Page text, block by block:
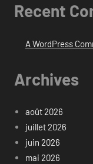
Recent
A WordPress
Archives
août 2026
juillet 2026
juin 2026
mai 2026